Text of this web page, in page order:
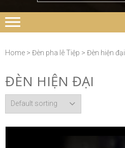
Home > Đèn pha lê Tiệp > Đèn hiện đại
ĐÈN HIỆN ĐẠI